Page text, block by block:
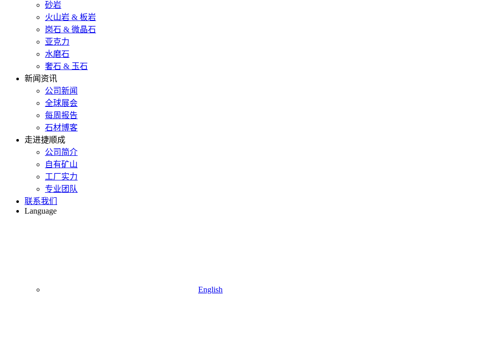
砂岩
火山岩 & 板岩
岗石 & 微晶石
亚克力
水磨石
奢石 & 玉石
新闻资讯
公司新闻
全球展会
每周报告
石材博客
走进捷顺成
公司简介
自有矿山
工厂实力
专业团队
联系我们
Language
English